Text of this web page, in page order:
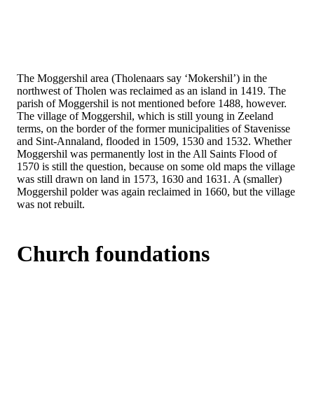
The Moggershil area (Tholenaars say ‘Mokershil’) in the
northwest of Tholen was reclaimed as an island in 1419. The
parish of Moggershil is not mentioned before 1488, however.
The village of Moggershil, which is still young in Zeeland
terms, on the border of the former municipalities of Stavenisse
and Sint-Annaland, flooded in 1509, 1530 and 1532. Whether
Moggershil was permanently lost in the All Saints Flood of
1570 is still the question, because on some old maps the village
was still drawn on land in 1573, 1630 and 1631. A (smaller)
Moggershil polder was again reclaimed in 1660, but the village
was not rebuilt.
Church foundations